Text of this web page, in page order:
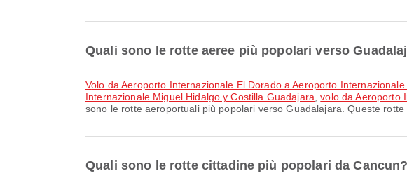
Quali sono le rotte aeree più popolari verso
volo da Aeroporto Internazionale El Dorado a Aeroporto
Internazionale Miguel Hidalgo y Costilla Guadajara ,volo da Aeroporto
sono le rotte aeroportuali più popolari verso Guadalajara. Queste
Quali sono le rotte cittadine più popolari da Cancun?